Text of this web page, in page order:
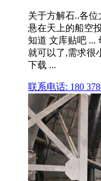
关于方解石..各
悬在天上的船空
知道 文库贴吧 ...
就可以了,需求很
下载 ...
联系电话: 180